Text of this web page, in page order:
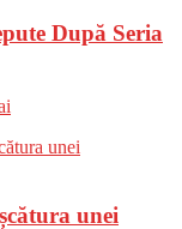
După Seria
unei